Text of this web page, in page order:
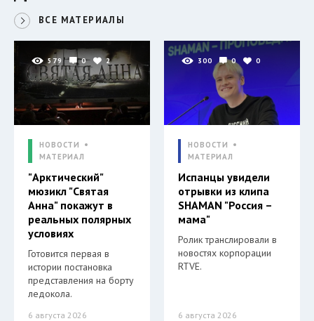
ВСЕ МАТЕРИАЛЫ
579 0 2
НОВОСТИ
МАТЕРИАЛ
"Арктический"
мюзикл "Святая
Анна" покажут в
реальных полярных
условиях
Готовится первая в
истории постановка
представления на борту
ледокола.
6 августа 2026
300 0 0
НОВОСТИ
МАТЕРИАЛ
Испанцы увидели
отрывки из клипа
SHAMAN "Россия –
мама"
Ролик транслировали в
новостях корпорации
RTVE.
6 августа 2026